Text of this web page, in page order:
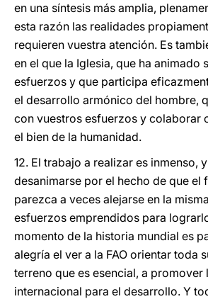
en una síntesis más amplia,
esta razón las realidades
requieren vuestra atención. Es
en el que la Iglesia, que ha animado
esfuerzos y que participa
el desarrollo armónico del hombre,
con vuestros esfuerzos y colaborar
el bien de la humanidad.
12. El trabajo a realizar es inmenso,
desanimarse por el hecho de que el
parezca a veces alejarse en la
esfuerzos emprendidos para
momento de la historia mundial es
alegría el ver a la FAO orientar toda
terreno que es esencial, a
internacional para el desarrollo. Y